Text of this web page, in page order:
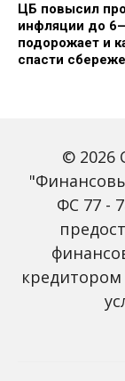
ЦБ повысил
инфляции до
подорожает и
спасти
Объем
россиян в июле
на 43%: что
рекордным
© 2026
ФС 77 -
кредитором